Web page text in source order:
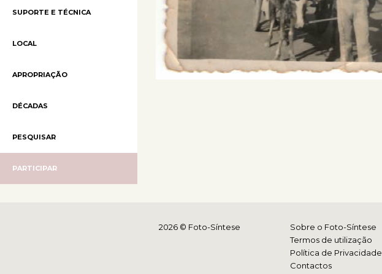
SUPORTE E TÉCNICA
LOCAL
APROPRIAÇÃO
DÉCADAS
PESQUISAR
PARTICIPAR
Sobre o Foto-Síntese
Termos de utilização
Política de Privacidade
Contactos
2026 © Foto-Síntese